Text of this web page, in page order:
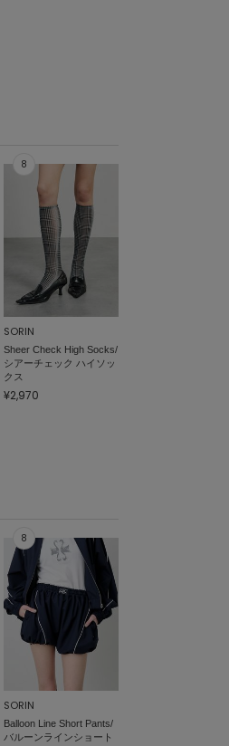
SORIN
Sheer Check High Socks/
シアーチェック ハイソッ
クス
¥2,970
SORIN
Balloon Line Short Pants/
バルーンラインショート